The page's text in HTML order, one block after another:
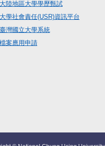
大陸地區大學學歷甄試
大學社會責任(USR)資訊平台
臺灣國立大學系統
檔案應用申請